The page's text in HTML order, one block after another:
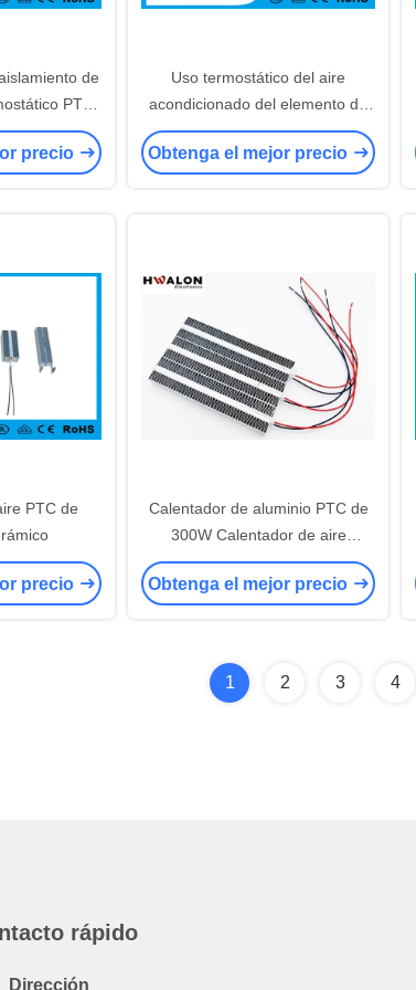
de
PTC
de
1500W 220V
de aire
precio
Uso termostático del aire
acondicionado del elemento de
calefacción de la fan del
calentador eléctrico del PTC
Obtenga el mejor precio
PTC de
precio
Calentador de aluminio PTC de
300W Calentador de aire
cerámico de temperatura
constante Elemento de
120*75*15mm
Obtenga el mejor precio
1 2 3 4
rápido
Dirección